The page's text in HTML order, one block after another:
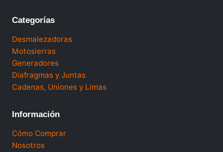
Categorías
Desmalezadoras
Motosierras
Generadores
Diafragmas y Juntas
Cadenas, Uniones y Limas
Información
Cómo Comprar
Nosotros